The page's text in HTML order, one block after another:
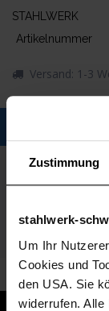
Zustimmung
stahlwerk-
Um Ihr
Cookies und
den USA. Sie
widerrufen. Alle
STAHLWERK
Artikelnummer
Versand: 1-3
Spezifikationen
Lieferumfang